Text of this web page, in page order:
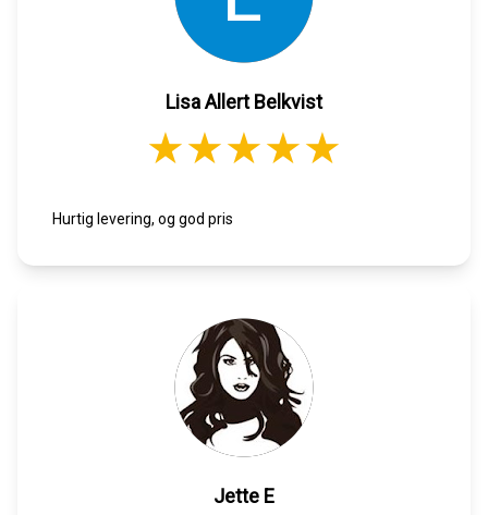
Lisa Allert Belkvist
Hurtig levering, og god pris
Jette E